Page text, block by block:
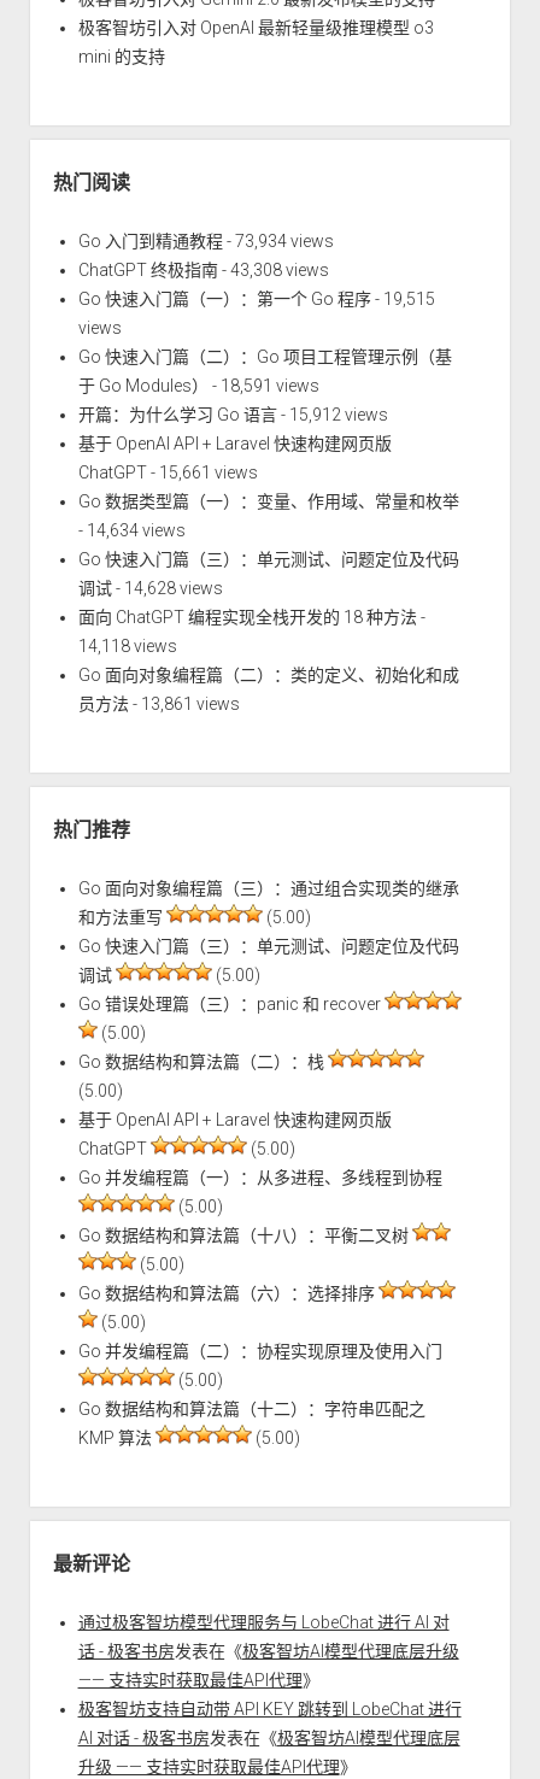
极客智坊引入对 OpenAI 最新轻量级推理模型 o3
mini 的支持
热门阅读
Go 入门到精通教程- 73,934 views
ChatGPT 终极指南- 43,308 views
Go 快速入门篇（一）：第一个 Go 程序- 19,515
views
Go 快速入门篇（二）：Go 项目工程管理示例（基
于 Go Modules）
- 18,591 views
开篇：为什么学习 Go 语言- 15,912 views
基于 OpenAI API + Laravel 快速构建网页版
ChatGPT- 15,661 views
Go 数据类型篇（一）：变量、作用域、常量和枚举
- 14,634 views
Go 快速入门篇（三）：单元测试、问题定位及代码
调试- 14,628 views
面向 ChatGPT 编程实现全栈开发的 18 种方法-
14,118 views
Go 面向对象编程篇（二）：类的定义、初始化和成
员方法- 13,861 views
热门推荐
Go 面向对象编程篇（三）：通过组合实现类的继承
和方法重写
(5.00)
Go 快速入门篇（三）：单元测试、问题定位及代码
调试
(5.00)
Go 错误处理篇（三）：panic 和 recover
(5.00)
Go 数据结构和算法篇（二）：栈
(5.00)
基于 OpenAI API + Laravel 快速构建网页版
ChatGPT
(5.00)
Go 并发编程篇（一）：从多进程、多线程到协程
(5.00)
Go 数据结构和算法篇（十八）：平衡二叉树
(5.00)
Go 数据结构和算法篇（六）：选择排序
(5.00)
Go 并发编程篇（二）：协程实现原理及使用入门
(5.00)
Go 数据结构和算法篇（十二）：字符串匹配之
KMP 算法
(5.00)
最新评论
通过极客智坊模型代理服务与 LobeChat 进行 AI 对
话 - 极客书房发表在《极客智坊AI模型代理底层升级
—— 支持实时获取最佳API代理》
极客智坊支持自动带 API KEY 跳转到 LobeChat 进行
AI 对话 - 极客书房发表在《极客智坊AI模型代理底层
升级 —— 支持实时获取最佳API代理》